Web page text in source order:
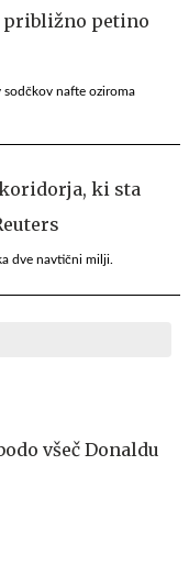
nafte oziroma
dve navtični milji.
všeč Donaldu